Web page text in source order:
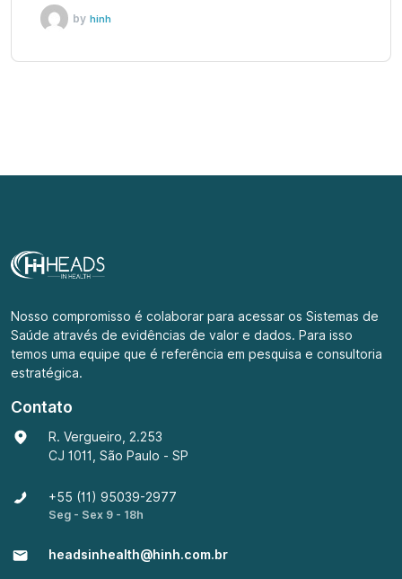
by hinh
Nosso compromisso é colaborar para acessar os Sistemas de
Saúde através de evidências de valor e dados. Para isso
temos uma equipe que é referência em pesquisa e consultoria
estratégica.
Contato
R. Vergueiro, 2.253
CJ 1011, São Paulo - SP
+55 (11) 95039-2977
Seg - Sex 9 - 18h
headsinhealth@hinh.com.br